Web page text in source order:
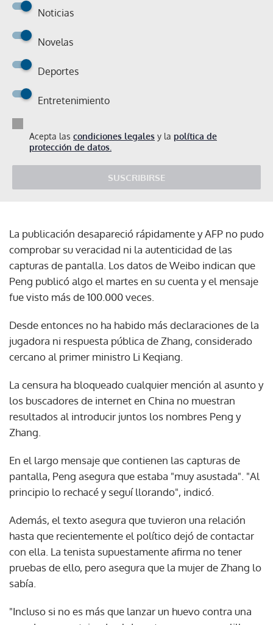
Noticias
Novelas
Deportes
Entretenimiento
Acepta las condiciones legales y la política de
protección de datos.
SUSCRIBIRSE
La publicación desapareció rápidamente y AFP no pudo
comprobar su veracidad ni la autenticidad de las
capturas de pantalla. Los datos de Weibo indican que
Peng publicó algo el martes en su cuenta y el mensaje
fue visto más de 100.000 veces.
Desde entonces no ha habido más declaraciones de la
jugadora ni respuesta pública de Zhang, considerado
cercano al primer ministro Li Keqiang.
La censura ha bloqueado cualquier mención al asunto y
los buscadores de internet en China no muestran
resultados al introducir juntos los nombres Peng y
Zhang.
En el largo mensaje que contienen las capturas de
pantalla, Peng asegura que estaba "muy asustada". "Al
principio lo rechacé y seguí llorando", indicó.
Además, el texto asegura que tuvieron una relación
hasta que recientemente el político dejó de contactar
con ella. La tenista supuestamente afirma no tener
pruebas de ello, pero asegura que la mujer de Zhang lo
sabía.
"Incluso si no es más que lanzar un huevo contra una